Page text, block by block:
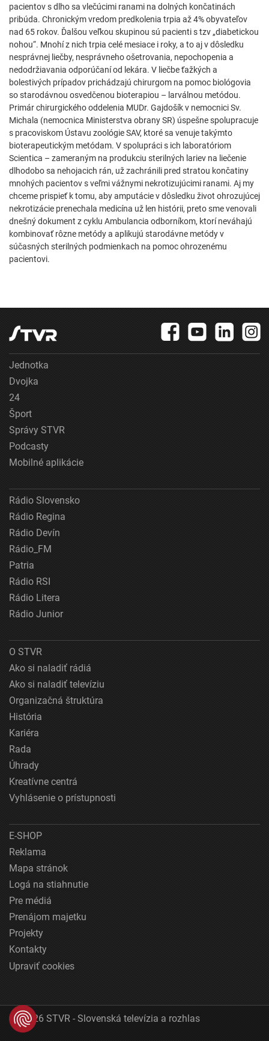
pacientov s dlho sa vlečúcimi ranami na dolných končatinách
pribúda. Chronickým vredom predkolenia trpia až 4% obyvateľov
nad 65 rokov. Ďalšou veľkou skupinou sú pacienti s tzv „diabetickou
nohou“. Mnohí z nich trpia celé mesiace i roky, a to aj v dôsledku
nesprávnej liečby, nesprávneho ošetrovania, nepochopenia a
nedodržiavania odporúčaní od lekára. V liečbe ťažkých a
bolestivých prípadov prichádzajú chirurgom na pomoc biológovia
so starodávnou osvedčenou bioterapiou – larválnou metódou.
Primár chirurgického oddelenia MUDr. Gajdošík v nemocnici Sv.
Michala (nemocnica Ministerstva obrany SR) úspešne spolupracuje
s pracoviskom Ústavu zoológie SAV, ktoré sa venuje takýmto
bioterapeutickým metódam. V spolupráci s ich laboratóriom
Scientica – zameraným na produkciu sterilných lariev na liečenie
dlhodobo sa nehojacich rán, už zachránili pred stratou končatiny
mnohých pacientov s veľmi vážnymi nekrotizujúcimi ranami. Aj my
chceme prispieť k tomu, aby amputácie v dôsledku život ohrozujúcej
nekrotizácie prenechala medicína už len histórii, preto sme venovali
dnešný dokument z cyklu Ambulancia odborníkom, ktorí neváhajú
kombinovať rôzne metódy a aplikujú starodávne metódy v
súčasných sterilných podmienkach na pomoc ohrozenému
pacientovi.
Jednotka
Dvojka
24
Šport
Správy STVR
Podcasty
Mobilné aplikácie
Rádio Slovensko
Rádio Regina
Rádio Devín
Rádio_FM
Patria
Rádio RSI
Rádio Litera
Rádio Junior
O STVR
Ako si naladiť rádiá
Ako si naladiť televíziu
Organizačná štruktúra
História
Kariéra
Rada
Úhrady
Kreatívne centrá
Vyhlásenie o prístupnosti
E-SHOP
Reklama
Mapa stránok
Logá na stiahnutie
Pre médiá
Prenájom majetku
Projekty
Kontakty
Upraviť cookies
© 2026 STVR - Slovenská televízia a rozhlas